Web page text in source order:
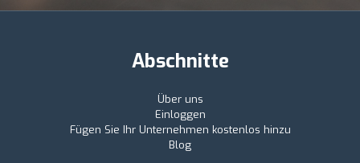
Abschnitte
Über uns
Einloggen
Fügen Sie Ihr Unternehmen kostenlos hinzu
Blog